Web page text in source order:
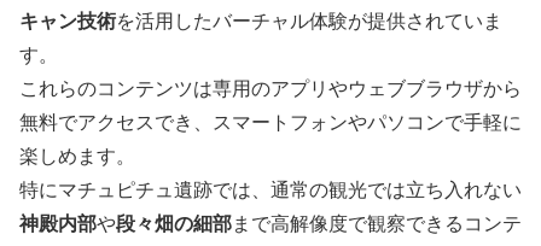
キャン技術を活用したバーチャル体験が提供されていま
す。
これらのコンテンツは専用のアプリやウェブブラウザから
無料でアクセスでき、スマートフォンやパソコンで手軽に
楽しめます。
特にマチュピチュ遺跡では、通常の観光では立ち入れない
神殿内部や段々畑の細部まで高解像度で観察できるコンテ